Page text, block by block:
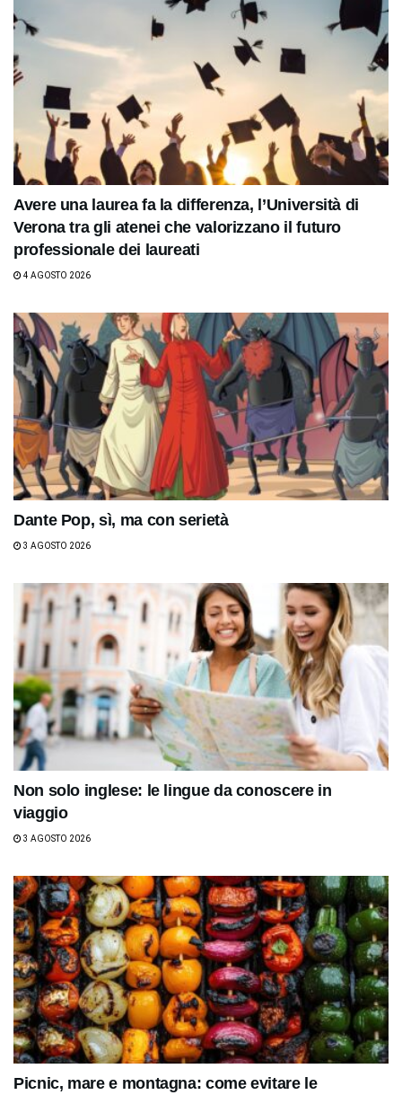
Avere una laurea fa la differenza, l’Università di
Verona tra gli atenei che valorizzano il futuro
professionale dei laureati
4 AGOSTO 2026
Dante Pop, sì, ma con serietà
3 AGOSTO 2026
Non solo inglese: le lingue da conoscere in
viaggio
3 AGOSTO 2026
Picnic, mare e montagna: come evitare le